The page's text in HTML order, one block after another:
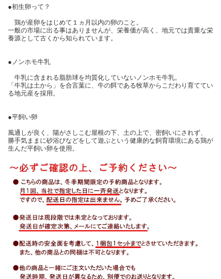
●初生卵って？
鶏が産卵をはじめて１ヵ月以内の卵のこと。
一般の市場に出る事はありませんが、栄養価が高く、地元では貴重な栄
養源として古くから知られています。
●ノンホモ牛乳
牛乳に含まれる脂肪球を均質化していないノンホモ牛乳。
「牛乳は土から」を合言葉に、牛の餌である牧草からこだわり育ててい
る地元産を採用。
●平飼い卵
風通しが良く、陽がさしこむ屋根の下、土の上で、密飼いにされず、
勝手気ままに砂浴びなどをして遊ぶという健康的な飼育環境にある鶏が
生んだ平飼い卵を使用。